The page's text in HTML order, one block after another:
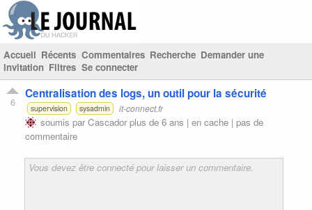
Accueil Récents Commentaires Recherche Demander une
invitation Filtres Se connecter
6
Centralisation des logs, un outil pour la sécurité
supervision sysadmin it-connect.fr
soumis parCascadorplus de 6 ans | en cache | pas de
commentaire